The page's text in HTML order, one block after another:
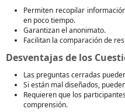
Permiten recopilar
en poco tiempo.
Garantizan el anonimato.
Facilitan la comparación de
Desventajas de los
Las preguntas cerradas
Si están mal diseñados,
Requieren que los
comprensión.